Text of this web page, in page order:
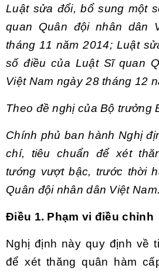
Luật sửa đổi, bổ sung một
quan Quân đội nhân dân
tháng 11 năm 2014; Luật
số điều của Luật Sĩ quan
Việt Nam ngày 28 tháng 12
Theo đề nghị của Bộ trưởng
Chính phủ ban hành Nghị
chí, tiêu chuẩn để xét
tướng vượt bậc, trước thời
Quân đội nhân dân Việt Nam.
Điều 1. Phạm vi điều chỉnh
Nghị định này quy định về
để xét thăng quân hàm